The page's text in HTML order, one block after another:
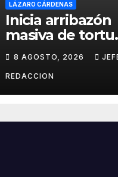
LÁZARO CÁRDENAS
Inicia arribazón
masiva de
marina en
de Michoacán
8 AGOSTO, 2026
REDACCION